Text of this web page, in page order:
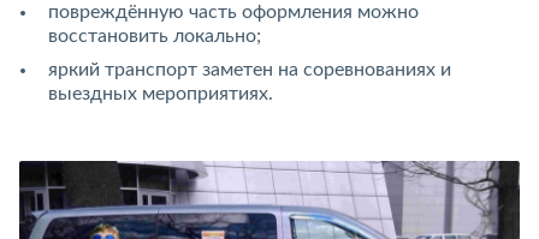
повреждённую часть оформления можно
восстановить локально;
яркий транспорт заметен на соревнованиях и
выездных мероприятиях.